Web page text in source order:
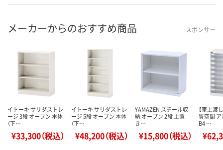
メーカーからのおすすめ商品 スポンサー
イトーキ サリダストレ
ージ 3段 オープン 本体
（下…
¥33,300（税込）
イトーキ サリダストレ
ージ 5段 オープン 本体
（下…
¥48,200（税込）
YAMAZEN スチール収
納 オープン 2段 上置
き…
¥15,800（税込）
【車上渡
質空間
B4 …